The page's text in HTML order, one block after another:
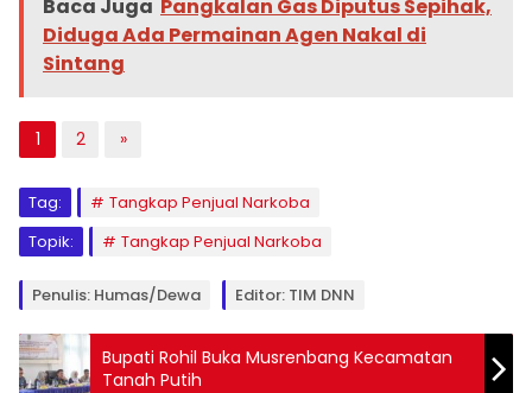
Baca Juga Pangkalan Gas Diputus Sepihak,
Diduga Ada Permainan Agen Nakal di
Sintang
1 2 »
Tag:
Tangkap Penjual Narkoba
Topik:
Tangkap Penjual Narkoba
Penulis: Humas/Dewa Editor: TIM DNN
Bupati Rohil Buka Musrenbang Kecamatan
Tanah Putih